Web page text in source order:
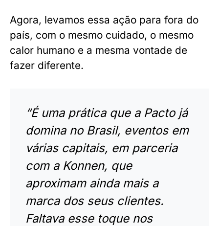
Agora, levamos essa ação para fora do
país, com o mesmo cuidado, o mesmo
calor humano e a mesma vontade de
fazer diferente.
“É uma prática que a Pacto já
domina no Brasil, eventos em
várias capitais, em parceria
com a Konnen, que
aproximam ainda mais a
marca dos seus clientes.
Faltava esse toque nos